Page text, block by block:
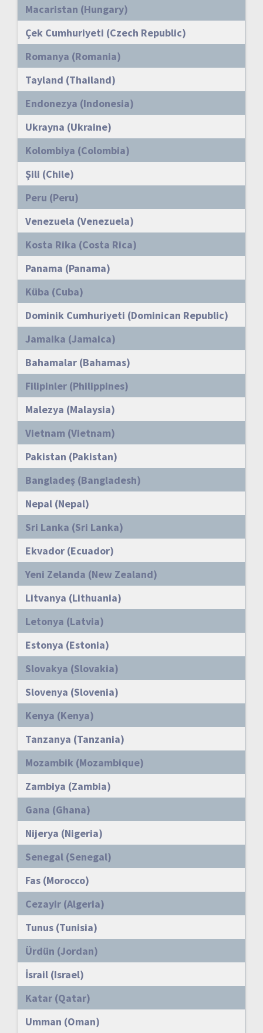
Macaristan (Hungary)
Çek Cumhuriyeti (Czech Republic)
Romanya (Romania)
Tayland (Thailand)
Endonezya (Indonesia)
Ukrayna (Ukraine)
Kolombiya (Colombia)
Şili (Chile)
Peru (Peru)
Venezuela (Venezuela)
Kosta Rika (Costa Rica)
Panama (Panama)
Küba (Cuba)
Dominik Cumhuriyeti (Dominican Republic)
Jamaika (Jamaica)
Bahamalar (Bahamas)
Filipinler (Philippines)
Malezya (Malaysia)
Vietnam (Vietnam)
Pakistan (Pakistan)
Bangladeş (Bangladesh)
Nepal (Nepal)
Sri Lanka (Sri Lanka)
Ekvador (Ecuador)
Yeni Zelanda (New Zealand)
Litvanya (Lithuania)
Letonya (Latvia)
Estonya (Estonia)
Slovakya (Slovakia)
Slovenya (Slovenia)
Kenya (Kenya)
Tanzanya (Tanzania)
Mozambik (Mozambique)
Zambiya (Zambia)
Gana (Ghana)
Nijerya (Nigeria)
Senegal (Senegal)
Fas (Morocco)
Cezayir (Algeria)
Tunus (Tunisia)
Ürdün (Jordan)
İsrail (Israel)
Katar (Qatar)
Umman (Oman)